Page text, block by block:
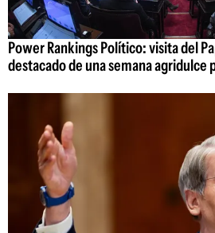
Power Rankings Político: visita del
destacado de una semana agridulce